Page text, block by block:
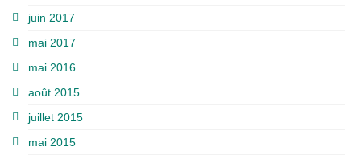
juin 2017
mai 2017
mai 2016
août 2015
juillet 2015
mai 2015